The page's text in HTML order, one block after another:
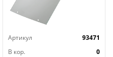
Артикул
93471
В кор.
0